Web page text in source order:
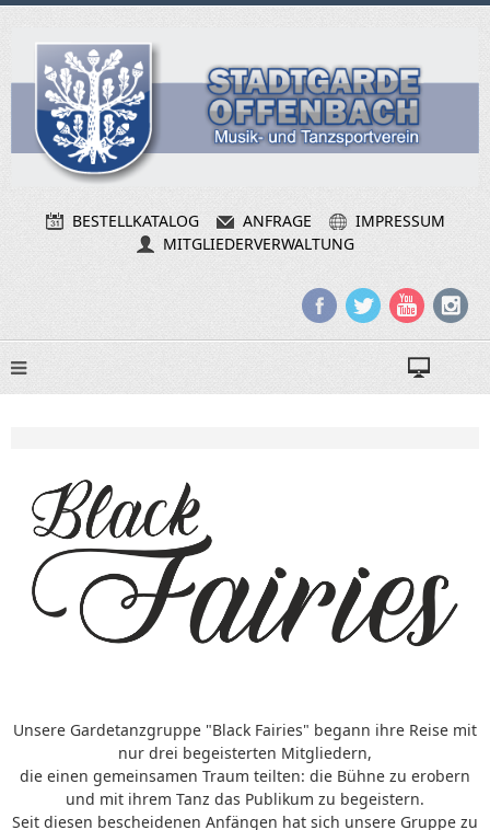
BESTELLKATALOG ANFRAGE
IMPRESSUM
MITGLIEDERVERWALTUNG
Unsere Gardetanzgruppe "Black Fairies" begann ihre Reise mit
nur drei begeisterten Mitgliedern,
die einen gemeinsamen Traum teilten: die Bühne zu erobern
und mit ihrem Tanz das Publikum zu begeistern.
Seit diesen bescheidenen Anfängen hat sich unsere Gruppe zu